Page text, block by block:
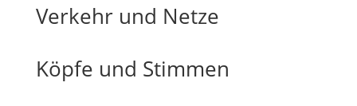
Verkehr und Netze
Köpfe und Stimmen